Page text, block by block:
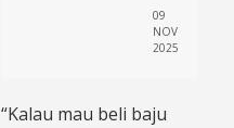
09
NOV
2025
“Kalau mau beli baju